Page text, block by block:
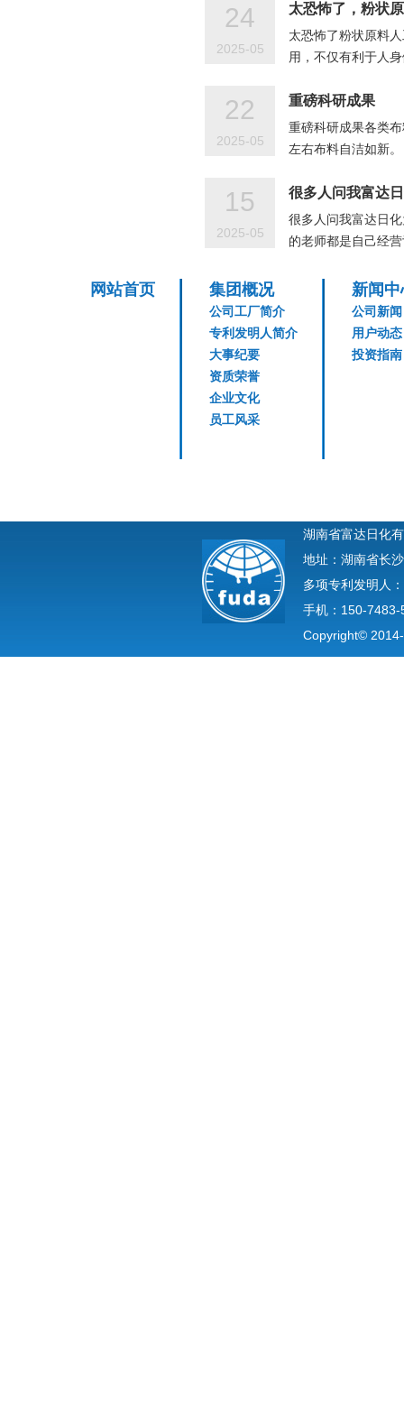
24
2025-05
太恐怖了，粉状
太恐怖了粉状原料
用，不仅有利于人
22
2025-05
重磅科研成果
重磅科研成果各类
左右布料自洁如新。
15
2025-05
很多人问我富达
很多人问我富达日
的老师都是自己经
网站首页 集团概况
公司工厂简介
专利发明人简介
大事纪要
资质荣誉
企业文化
员工风采
新闻中
公司新闻
用户动态
投资指南
湖南省富达日化
地址：湖南省长
多项专利发明人
手机：150-
Copyright©